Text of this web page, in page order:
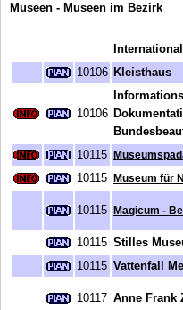
Museen - Museen im Bezirk
10106 Kleisthaus
10106
10115
10115 Museum für
10115 Magicum -
10115 Stilles
10115 Vattenfall
10117 Anne Frank